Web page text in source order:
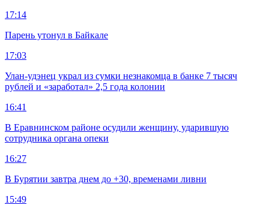
17:14
Парень утонул в Байкале
17:03
Улан-удэнец украл из сумки незнакомца в банке 7 тысяч
рублей и «заработал» 2,5 года колонии
16:41
В Еравнинском районе осудили женщину, ударившую
сотрудника органа опеки
16:27
В Бурятии завтра днем до +30, временами ливни
15:49